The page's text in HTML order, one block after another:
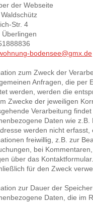
der Webseite
Str. 4
Überlingen
bodensee@gmx.de
zum Zweck der
Anfragen, die per
werden, werden die
Zwecke der jeweiligen
Verarbeitung
Daten wie
werden nicht
freiwillig, z.B. zur
bei
über das
für den Zweck
zur Dauer der
Daten, die im